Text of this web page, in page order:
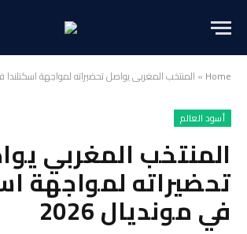
Home
» المنتخب المغربي يواصل تحضيراته لمواجهة اسكتلندا في
أسود العالم
المنتخب المغربي
تحضيراته لمواجهة
في مونديال 2026